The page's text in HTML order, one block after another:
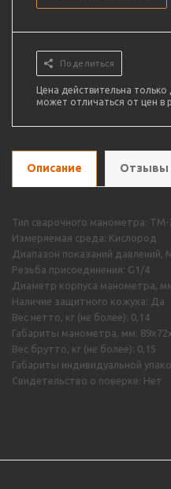
Поделиться
Цена действительна
может отличаться от цен в
Описание Отзывы
Тип сварочного манометра: ТМ-
Измеряемая среда: Кислород
Диапазон показаний давлений,
Резьба присоединения: G1/4
Диаметр корпуса манометра,
Наличие защитного кожуха: Да
Вес нетто, кг (не более): 0,14
Габариты манометра, мм:
Вес брутто, кг (не более): 0,15
Габариты индивидуальной
Свидетельство о поверке: Нет